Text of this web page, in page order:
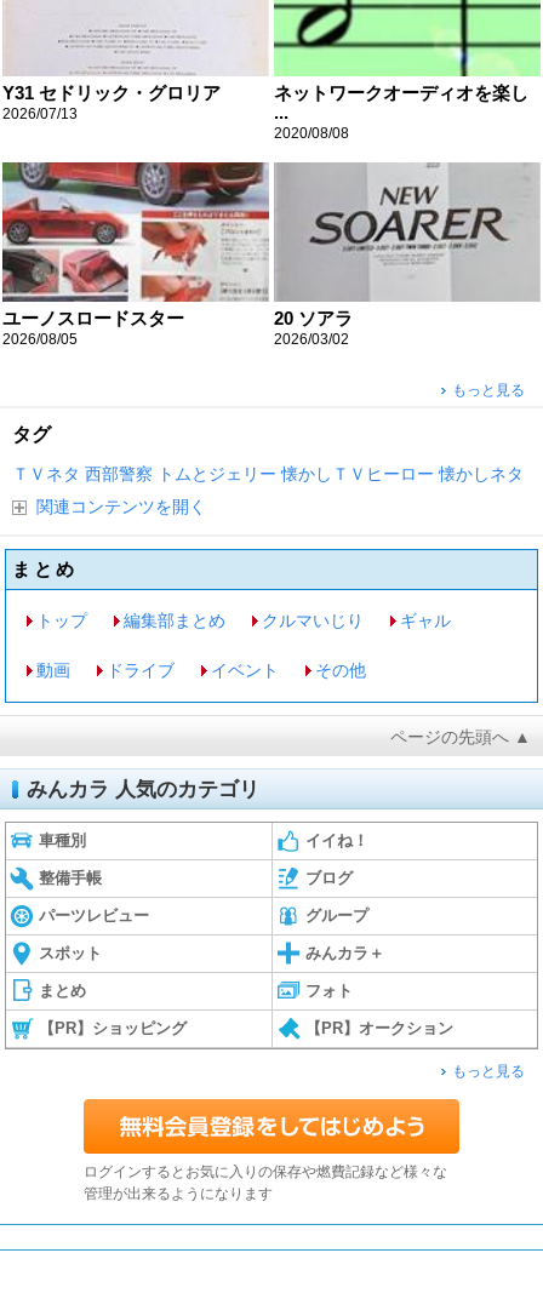
Y31 セドリック・グロリア
2026/07/13
ネットワークオーディオを楽し
...
2020/08/08
ユーノスロードスター
2026/08/05
20 ソアラ
2026/03/02
もっと見る
タグ
ＴＶネタ 西部警察 トムとジェリー 懐かしＴＶヒーロー 懐かしネタ
関連コンテンツを開く
まとめ
トップ 編集部まとめ クルマいじり ギャル
動画 ドライブ イベント その他
ページの先頭へ ▲
みんカラ 人気のカテゴリ
車種別 イイね！
整備手帳 ブログ
パーツレビュー グループ
スポット みんカラ＋
まとめ フォト
【PR】ショッピング 【PR】オークション
もっと見る
ログインするとお気に入りの保存や燃費記録など様々な
管理が出来るようになります